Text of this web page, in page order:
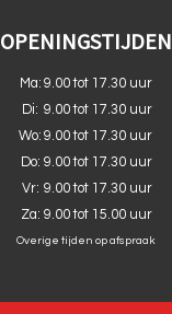
OPENINGSTIJDEN
Ma: 9.00 tot 17.30 uur
Di: 9.00 tot 17.30 uur
Wo: 9.00 tot 17.30 uur
Do: 9.00 tot 17.30 uur
Vr: 9.00 tot 17.30 uur
Za: 9.00 tot 15.00 uur
Overige tijden op afspraak